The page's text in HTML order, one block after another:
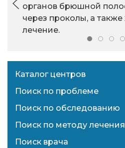
органов брюшной
через проколы, а также
лечение.
Каталог центров
Поиск по проблеме
Поиск по обследованию
Поиск по методу лечения
Поиск врача